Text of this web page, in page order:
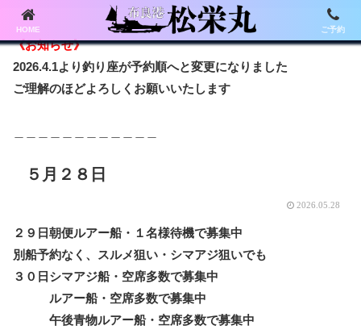
《お知らせ》
2026.4.1より釣り座が予約順へと変更になりました
ご理解のほどよろしくお願いいたします
５月２８日
2026.05.28
２９日朝便ルアー船・１名様待機で募集中
別船予約なく、スルメ狙い・シマアジ狙いでも
３０日シマアジ船・空席多数で募集中
ルアー船・空席多数で募集中
午後青物ルアー船・空席多数で募集中
HOME ご予約